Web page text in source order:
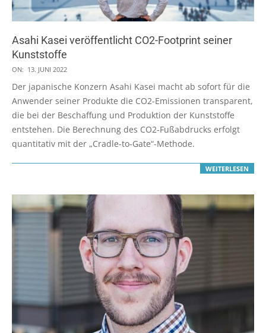
Asahi Kasei veröffentlicht CO2-Footprint seiner
Kunststoffe
2022-
06-
13
ON: 13. JUNI 2022
Der japanische Konzern Asahi Kasei macht ab sofort für die
Anwender seiner Produkte die CO2-Emissionen transparent,
die bei der Beschaffung und Produktion der Kunststoffe
entstehen. Die Berechnung des CO2-Fußabdrucks erfolgt
quantitativ mit der „Cradle-to-Gate“-Methode.
WEITERLESEN